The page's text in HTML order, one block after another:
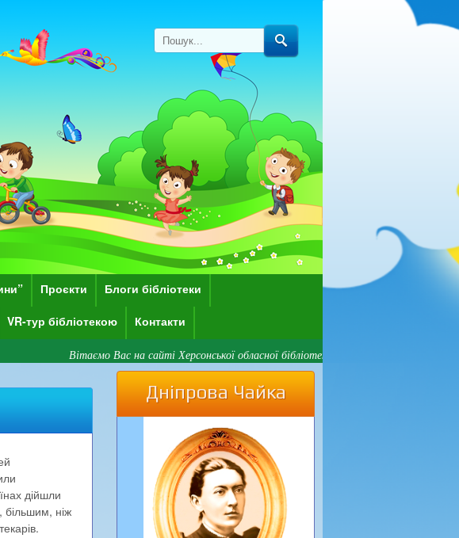
Проєкти Блоги бібліотеки
VR-тур бібліотекою Контакти
Вітаємо Вас на сайті Херсонської обласної бібліотеки для дітей імені Дніпрової Чайки!
дійшли
більшим, ніж
Дніпрова Чайка